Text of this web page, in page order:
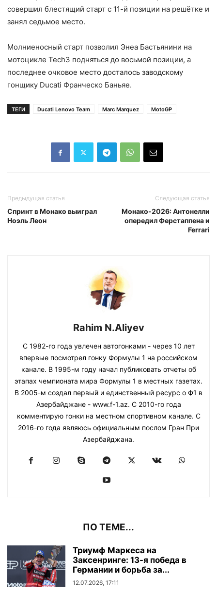
совершил блестящий старт с 11-й позиции на решётке и
занял седьмое место.
Молниеносный старт позволил Энеа Бастьянини на
мотоцикле Tech3 подняться до восьмой позиции, а
последнее очковое место досталось заводскому
гонщику Ducati Франческо Баньяе.
ТЕГИ Ducati Lenovo Team Marc Marquez MotoGP
Предыдущая статья
Спринт в Монако выиграл
Ноэль Леон
Следующая статья
Монако-2026: Антонелли
опередил Ферстаппена и
Ferrari
Rahim N.Aliyev
С 1982-го года увлечен автогонками - через 10 лет
впервые посмотрел гонку Формулы 1 на российском
канале. В 1995-м году начал публиковать отчеты об
этапах чемпионата мира Формулы 1 в местных газетах.
В 2005-м создал первый и единственный ресурс о Ф1 в
Азербайджане - www.f-1.az. С 2010-го года
комментирую гонки на местном спортивном канале. С
2016-го года являюсь официальным послом Гран При
Азербайджана.
ПО ТЕМЕ...
Триумф Маркеса на
Заксенринге: 13-я победа в
Германии и борьба за...
12.07.2026, 17:11